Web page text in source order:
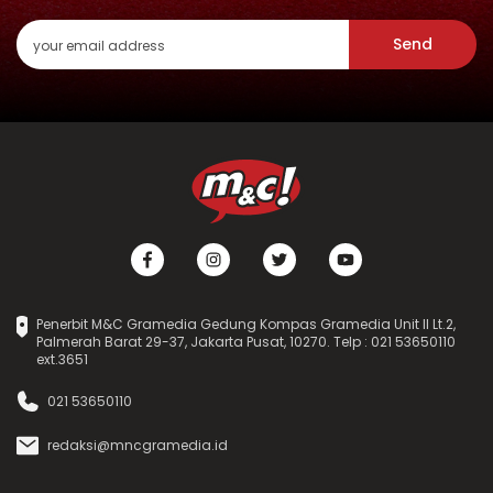
Send
Penerbit M&C Gramedia Gedung Kompas Gramedia Unit II Lt.2,
Palmerah Barat 29-37, Jakarta Pusat, 10270. Telp : 021 53650110
ext.3651
021 53650110
redaksi@mncgramedia.id